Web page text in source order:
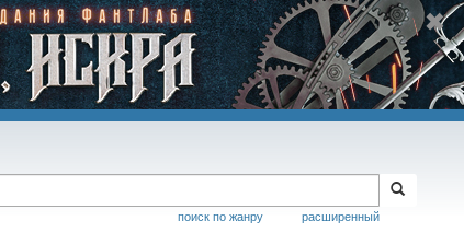
расширенный
поиск по жанру